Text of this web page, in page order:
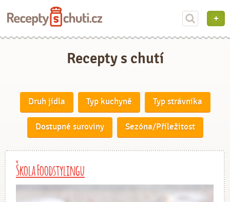
Recepty s chutí
Druh jídla Typ kuchyně Typ strávníka
Dostupné suroviny Sezóna/Příležitost
Škola Foodstylingu